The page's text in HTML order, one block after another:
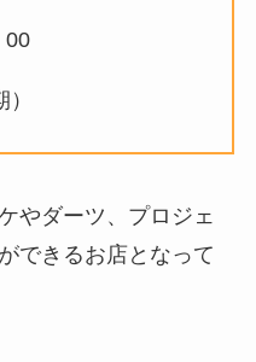
00
やダーツ、プロジェ
できるお店となって